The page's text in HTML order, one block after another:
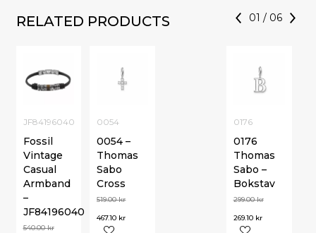
RELATED PRODUCTS 01 / 06
JF84196040
Fossil
Vintage
Casual
Armband
–
JF84196040
540.00kr
0176
0176
Thomas
Sabo –
Bokstav
299.00kr
269.10 kr
0054
0054 –
Thomas
Sabo
Cross
519.00kr
467.10 kr